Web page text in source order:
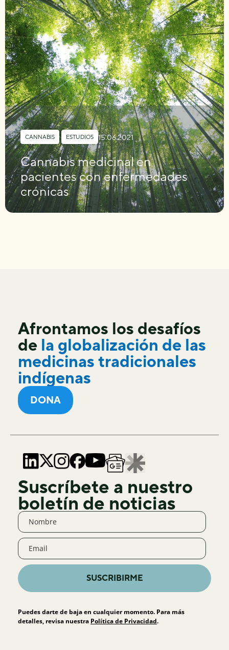
CANNABIS , ESTUDIOS 15.06.2021
Cannabis medicinal en
pacientes con enfermedades
crónicas
Afrontamos los desafíos
de la globalización de las
medicinas tradicionales
indígenas
DONA
Suscríbete a nuestro
boletín de noticias
SUSCRIBIRME
Puedes darte de baja en cualquier momento. Para más
detalles, revisa nuestra Política de Privacidad.